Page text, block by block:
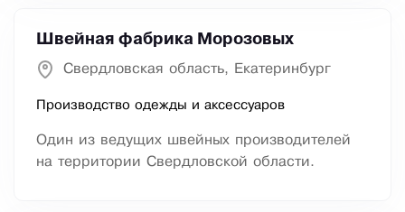
Швейная фабрика Морозовых
Свердловская область, Екатеринбург
Производство одежды и аксессуаров
Один из ведущих швейных производителей
на территории Свердловской области.